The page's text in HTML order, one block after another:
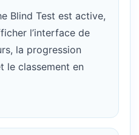
Blind Test est active,
l’interface de
la progression
le classement en